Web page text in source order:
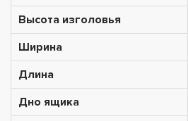
Высота изголовья
Ширина
Длина
Дно ящика